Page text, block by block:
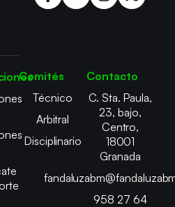
Comités
Técnico
Arbitral
Disciplinario
Contacto
C. Sta. Paula,
23, bajo,
Centro,
18001
Granada
958 27 64